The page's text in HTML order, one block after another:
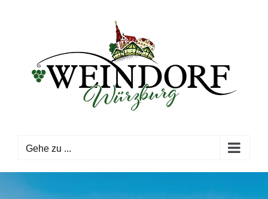
Gehe zu ...